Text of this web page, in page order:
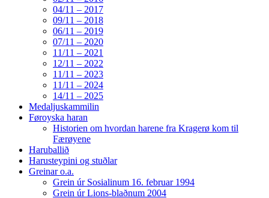
04/11 – 2017
09/11 – 2018
06/11 – 2019
07/11 – 2020
11/11 – 2021
12/11 – 2022
11/11 – 2023
11/11 – 2024
14/11 – 2025
Medaljuskammilin
Føroyska haran
Historien om hvordan harene fra Kragerø kom til
Færøyene
Haruballið
Harusteypini og stuðlar
Greinar o.a.
Grein úr Sosialinum 16. februar 1994
Grein úr Lions-blaðnum 2004